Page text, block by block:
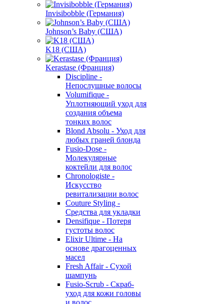
Invisibobble (Германия)
Johnson’s Baby (США)
K18 (США)
Kerastase (Франция)
Discipline -
Непослушные волосы
Volumifique -
Уплотняющий уход для
создания объема
тонких волос
Blond Absolu - Уход для
любых граней блонда
Fusio-Dose -
Молекулярные
коктейли для волос
Chronologiste -
Искусство
ревитализации волос
Couture Styling -
Средства для укладки
Densifique - Потеря
густоты волос
Elixir Ultime - На
основе драгоценных
масел
Fresh Affair - Сухой
шампунь
Fusio-Scrub - Скраб-
уход для кожи головы
и волос